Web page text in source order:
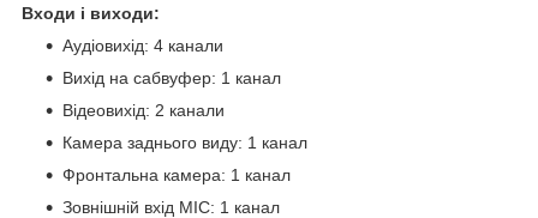
Входи і виходи:
Аудіовихід: 4 канали
Вихід на сабвуфер: 1 канал
Відеовихід: 2 канали
Камера заднього виду: 1 канал
Фронтальна камера: 1 канал
Зовнішній вхід MIC: 1 канал